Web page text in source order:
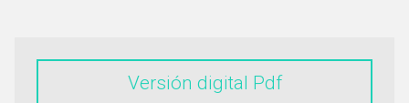
Versión digital